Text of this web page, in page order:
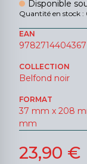
Disponible
Quantité en stock :
EAN
9782714404367
COLLECTION
Belfond noir
FORMAT
37 mm x 208
mm
23,90 €